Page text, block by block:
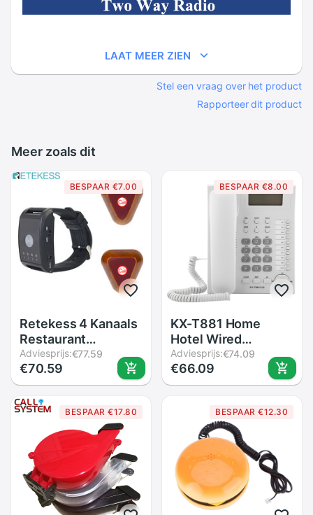
LAAT MEER ZIEN
Stel een vraag over het product
Rapporteer dit product
Meer zoals dit
BESPAAR €7.00
Retekess 4 Kanaals
Restaurant
Oproepsysteem 1
Horloge Pager + 2
Call Knoppen
Oproep Ober
Draadloze Pager
Kantoor Bar F4411A
Adviesprijs:€77.59
€70.59
BESPAAR €8.00
KX-T881 Home
Hotel Wired
Desktop Telefoon
Kantoor Vaste
Telefoon met
Adviesprijs:€74.09
€66.09
BESPAAR €17.80 BESPAAR €12.30